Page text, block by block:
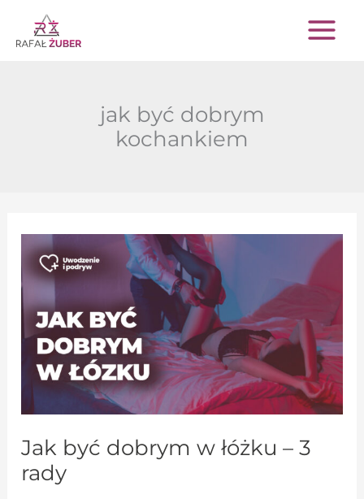
Przejdź
do
jak być dobrym
kochankiem
Jak być dobrym w łóżku – 3
rady
Jak
być
dobrym
w
łóżku
3
rady